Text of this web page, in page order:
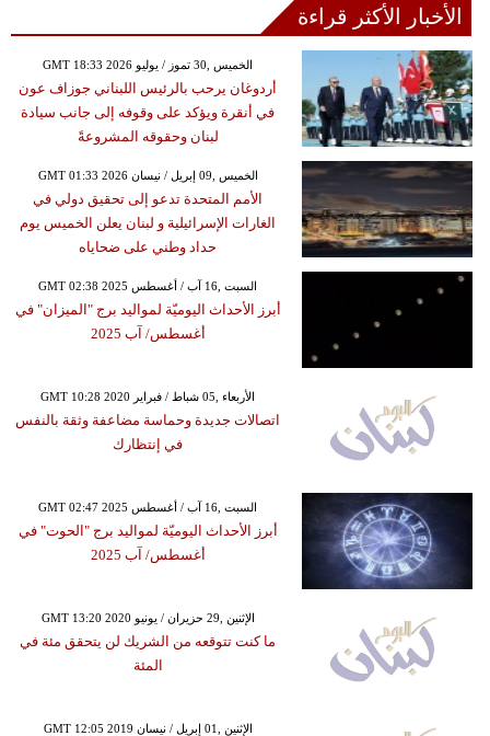
الأخبار الأكثر قراءة
GMT 18:33 2026 الخميس ,30 تموز / يوليو
أردوغان يرحب بالرئيس اللبناني جوزاف عون
في أنقرة ويؤكد على وقوفه إلى جانب سيادة
لبنان وحقوقه المشروعةً
GMT 01:33 2026 الخميس ,09 إبريل / نيسان
الأمم المتحدة تدعو إلى تحقيق دولي في
الغارات الإسرائيلية و لبنان يعلن الخميس يوم
حداد وطني على ضحاياه
GMT 02:38 2025 السبت ,16 آب / أغسطس
أبرز الأحداث اليوميّة لمواليد برج "الميزان" في
أغسطس/ آب 2025
GMT 10:28 2020 الأربعاء ,05 شباط / فبراير
اتصالات جديدة وحماسة مضاعفة وثقة بالنفس
في إنتظارك
GMT 02:47 2025 السبت ,16 آب / أغسطس
أبرز الأحداث اليوميّة لمواليد برج "الحوت" في
أغسطس/ آب 2025
GMT 13:20 2020 الإثنين ,29 حزيران / يونيو
ما كنت تتوقعه من الشريك لن يتحقق مئة في
المئة
GMT 12:05 2019 الإثنين ,01 إبريل / نيسان